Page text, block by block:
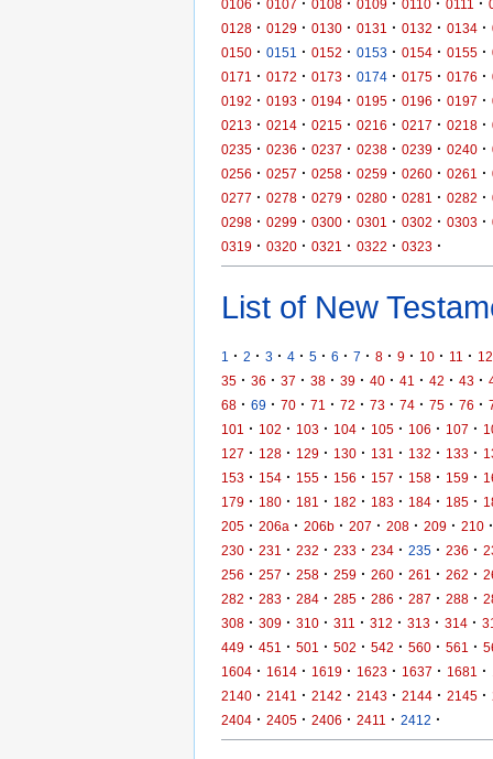
0106
0107 0108 0109 0110 0111
0128 · 0129 · 0130 · 0131 · 0132 · 0134 ·
0150 · 0151 · 0152 · 0153 · 0154 · 0155 ·
0171
· 0172 · 0173 · 0174 · 0175 · 0176 ·
0192 · 0193 · 0194 · 0195 · 0196 · 0197 ·
0213 · 0214 · 0215 · 0216 · 0217 · 0218 ·
0235 · 0236 · 0237 · 0238 · 0239 · 0240 ·
0256 · 0257 · 0258 · 0259 · 0260 · 0261 ·
0277 · 0278 · 0279 · 0280 · 0281 · 0282 ·
0298 · 0299 · 0300 · 0301 · 0302 · 0303 ·
0319 · 0320 · 0321 · 0322 · 0323 ·
List of New
1 · 2 · 3 · 4 · 5 · 6 · 7 · 8 · 9 · 10 · 11 · 12
35 · 36 · 37 · 38 · 39 · 40 · 41 · 42 · 43 ·
68 · 69 · 70 · 71 · 72 · 73 · 74 · 75 · 76 ·
101
· 102 · 103 · 104 · 105 · 106 · 107 ·
127 · 128 · 129 · 130 · 131 · 132 · 133 ·
153 · 154 · 155 · 156 · 157 · 158 · 159 ·
179 · 180 · 181 · 182 · 183 · 184 · 185 ·
205 · 206a · 206b · 207 · 208 · 209 · 210 ·
230 · 231 · 232 · 233 · 234 · 235 · 236 ·
256 · 257 · 258 · 259 · 260 · 261 · 262 ·
282 · 283 · 284 · 285 · 286 · 287 · 288 ·
308 · 309 · 310 · 311 · 312 · 313 · 314 ·
449 · 451 · 501 · 502 · 542 · 560 · 561 ·
1604 · 1614 · 1619 · 1623 · 1637 · 1681 ·
2140 · 2141 · 2142 · 2143 · 2144 · 2145 ·
2404 · 2405 · 2406 · 2411 · 2412 ·